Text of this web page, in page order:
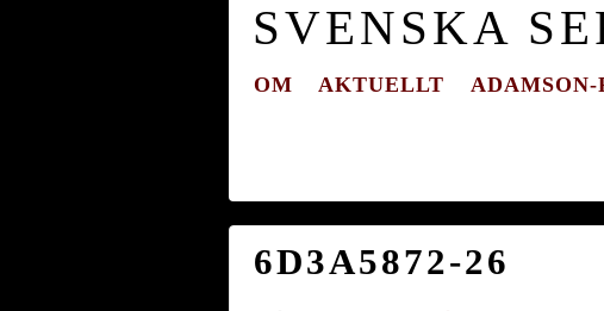
SVENSKA
OM AKTUELLT ADAMSON-
6D3A5872-26